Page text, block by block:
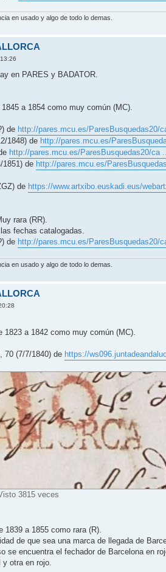
en usado y algo de todo lo demas.
en PARES y BADATOR.
a 1854 como muy común (MC).
de http://pares.mcu.es/ParesBusquedas20/
1848) de http://pares.mcu.es/
http://pares.mcu.es/ParesBusquedas20/ca
1851) de http://pares.mcu.es/
de https://www.artxibo.euskadi.eus/
rara (RR).
fechas catalogadas.
de http://pares.mcu.es/ParesBusquedas20/
en usado y algo de todo lo demas.
1823 a 1842 como muy común (MC).
70 (7/7/1840) de https://
3815 veces
1839 a 1855 como rara (R).
de que sea una marca de llegada de
se encuentra el fechador de Barcelona en
otra en rojo.